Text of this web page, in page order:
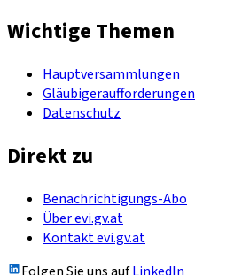
Wichtige Themen
Hauptversammlungen
Gläubigeraufforderungen
Datenschutz
Direkt zu
Benachrichtigungs-Abo
Über evi.gv.at
Kontakt evi.gv.at